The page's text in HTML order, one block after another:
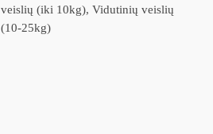
veislių (iki 10kg), Vidutinių veislių
(10-25kg)